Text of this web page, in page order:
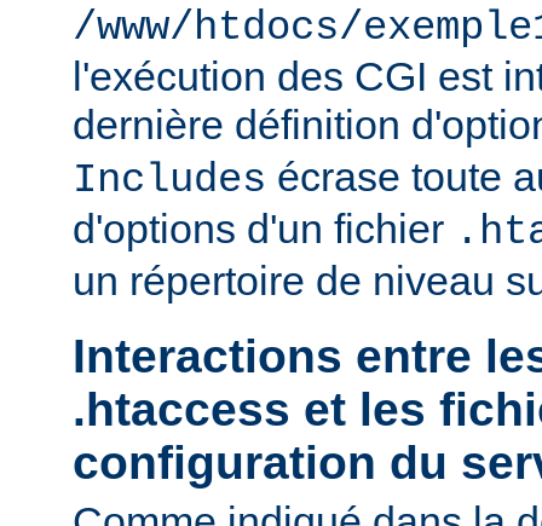
/www/htdocs/
l'exécution des CGI est
dernière définition
Includes écrase toute
d'options d'un fichier
un répertoire de niveau
Interactions entre
.htaccess et les
configuration du